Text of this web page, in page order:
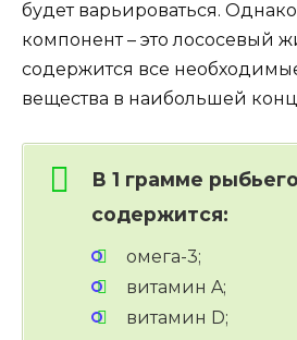
будет варьироваться.
компонент – это лососевый
содержится все
вещества в наибольшей
В 1 грамме
содержится:
омега-3;
витамин A;
витамин D;